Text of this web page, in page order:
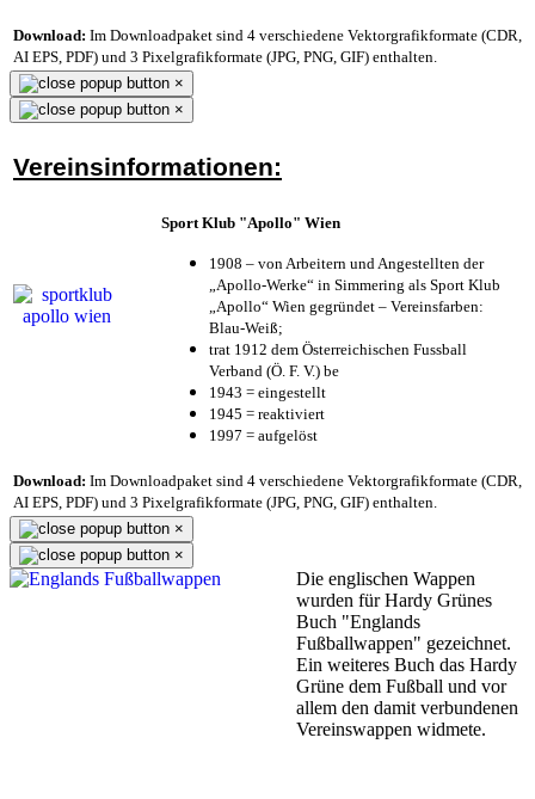
Download: Im Downloadpaket sind 4 verschiedene Vektorgrafikformate (CDR,
AI EPS, PDF) und 3 Pixelgrafikformate (JPG, PNG, GIF) enthalten.
×
×
Vereinsinformationen:
Sport Klub "Apollo" Wien
1908 – von Arbeitern und Angestellten der
„Apollo-Werke“ in Simmering als Sport Klub
„Apollo“ Wien gegründet – Vereinsfarben:
Blau-Weiß;
trat 1912 dem Österreichischen Fussball
Verband (Ö. F. V.) be
1943 = eingestellt
1945 = reaktiviert
1997 = aufgelöst
Download: Im Downloadpaket sind 4 verschiedene Vektorgrafikformate (CDR,
AI EPS, PDF) und 3 Pixelgrafikformate (JPG, PNG, GIF) enthalten.
×
×
Die englischen Wappen
wurden für Hardy Grünes
Buch "Englands
Fußballwappen" gezeichnet.
Ein weiteres Buch das Hardy
Grüne dem Fußball und vor
allem den damit verbundenen
Vereinswappen widmete.